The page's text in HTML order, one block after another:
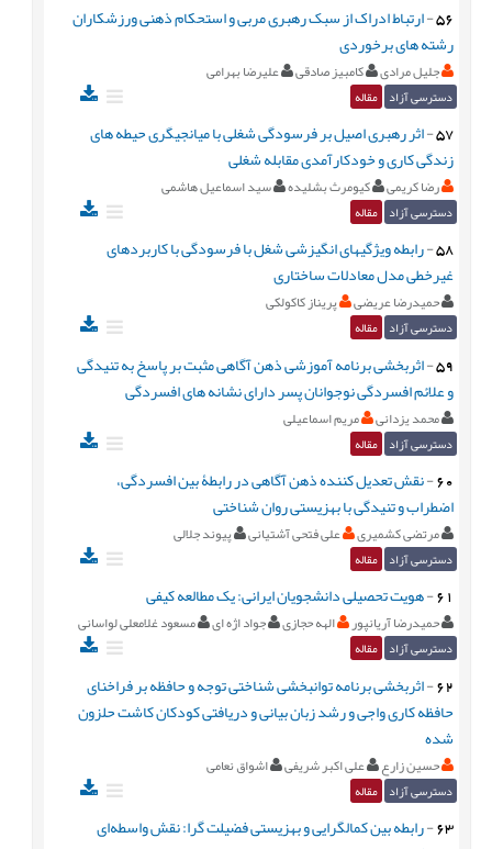
56
-ارتباط ادراک از سبک رهبری مربی و استحکام ذهنی ورزشکاران
رشته های برخوردی
جلیل مرادی کامبیز صادقی علیرضا بهرامی
دسترسی آزاد مقاله
57
-اثر رهبری اصیل بر فرسودگی شغلی با میانجیگری حیطه های
زندگی کاری و خودکارآمدی مقابله شغلی
رضا کریمی کیومرث بشلیده سید اسماعیل هاشمی
دسترسی آزاد مقاله
58
-رابطه ویژگیهای انگیزشی شغل با فرسودگی با کاربردهای
غیرخطی مدل معادلات ساختاری
حمیدرضا عریضی پریناز کاکولکی
دسترسی آزاد مقاله
59
-اثربخشی برنامه آموزشی ذهن آگاهی مثبت بر پاسخ به تنیدگی
و علائم افسردگی نوجوانان پسر دارای نشانه های افسردگی
محمد یزدانی مریم اسماعیلی
دسترسی آزاد مقاله
60
-نقش تعدیل کننده ذهن آگاهی در رابطۀ بین افسردگی،
اضطراب و تنیدگی با بهزیستی روان شناختی
مرتضی کشمیری علی فتحی آشتیانی پیوند جلالی
دسترسی آزاد مقاله
61
-هویت تحصیلی دانشجویان ایرانی: یک مطالعه کیفی
حمیدرضا آریانپور الهه حجازی جواد اژه ای مسعود غلامعلی لواسانی
دسترسی آزاد مقاله
62
-اثربخشی برنامه توانبخشی شناختی توجه و حافظه بر فراخنای
حافظه کاری واجی و رشد زبان بیانی و دریافتی کودکان کاشت حلزون
شده
حسین زارع علی اکبر شریفی اشواق نعامی
دسترسی آزاد مقاله
63
-رابطه بین کمالگرایی و بهزیستی فضیلت گرا: نقش واسطه‌ای